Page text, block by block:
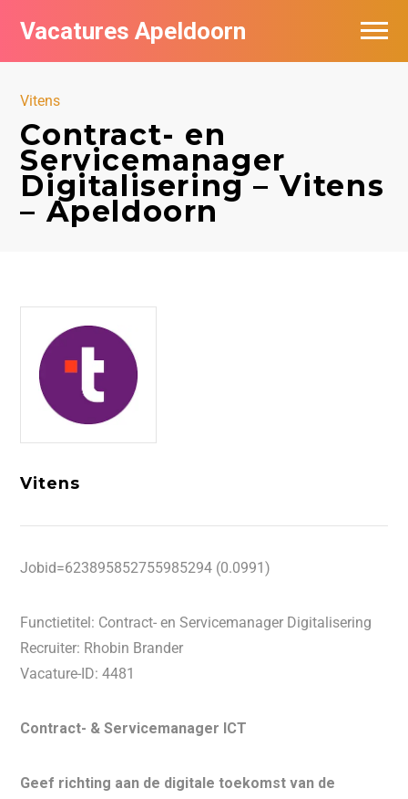
Vacatures Apeldoorn
Vitens
Contract- en
Servicemanager
Digitalisering – Vitens
– Apeldoorn
Vitens
Jobid=623895852755985294 (0.0991)
Functietitel: Contract- en Servicemanager Digitalisering
Recruiter: Rhobin Brander
Vacature-ID: 4481
Contract- & Servicemanager ICT
Geef richting aan de digitale toekomst van de
Vacatures per bedrijf
Nieuwsbrief feed